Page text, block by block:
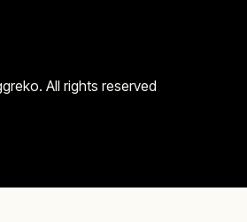
All rights reserved